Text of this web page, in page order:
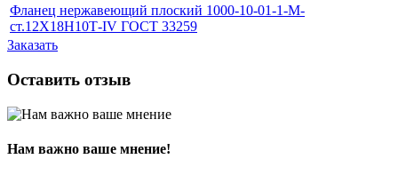
Фланец нержавеющий плоский 1000-10-01-1-M-
ст.12Х18Н10Т-IV ГОСТ 33259
Заказать
Оставить отзыв
Нам важно ваше мнение!